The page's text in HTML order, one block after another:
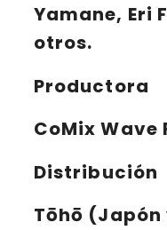
Yamane, Eri
otros.
Productora
CoMix Wave
Distribución
Tōhō